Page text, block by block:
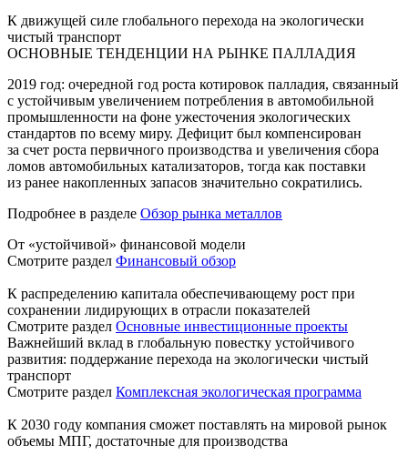
К движущей силе глобального перехода на экологически
чистый транспорт
ОСНОВНЫЕ ТЕНДЕНЦИИ НА РЫНКЕ ПАЛЛАДИЯ
2019 год: очередной год роста котировок палладия, связанный
с устойчивым увеличением потребления в автомобильной
промышленности на фоне ужесточения экологических
стандартов по всему миру. Дефицит был компенсирован
за счет роста первичного производства и увеличения сбора
ломов автомобильных катализаторов, тогда как поставки
из ранее накопленных запасов значительно сократились.
Подробнее в разделе Обзор рынка металлов
От «устойчивой» финансовой модели
Смотрите раздел Финансовый обзор
К распределению капитала обеспечивающему рост при
сохранении лидирующих в отрасли показателей
Смотрите раздел Основные инвестиционные проекты
Важнейший вклад в глобальную повестку устойчивого
развития: поддержание перехода на экологически чистый
транспорт
Смотрите раздел Комплексная экологическая программа
К 2030 году компания сможет поставлять на мировой рынок
объемы МПГ, достаточные для производства